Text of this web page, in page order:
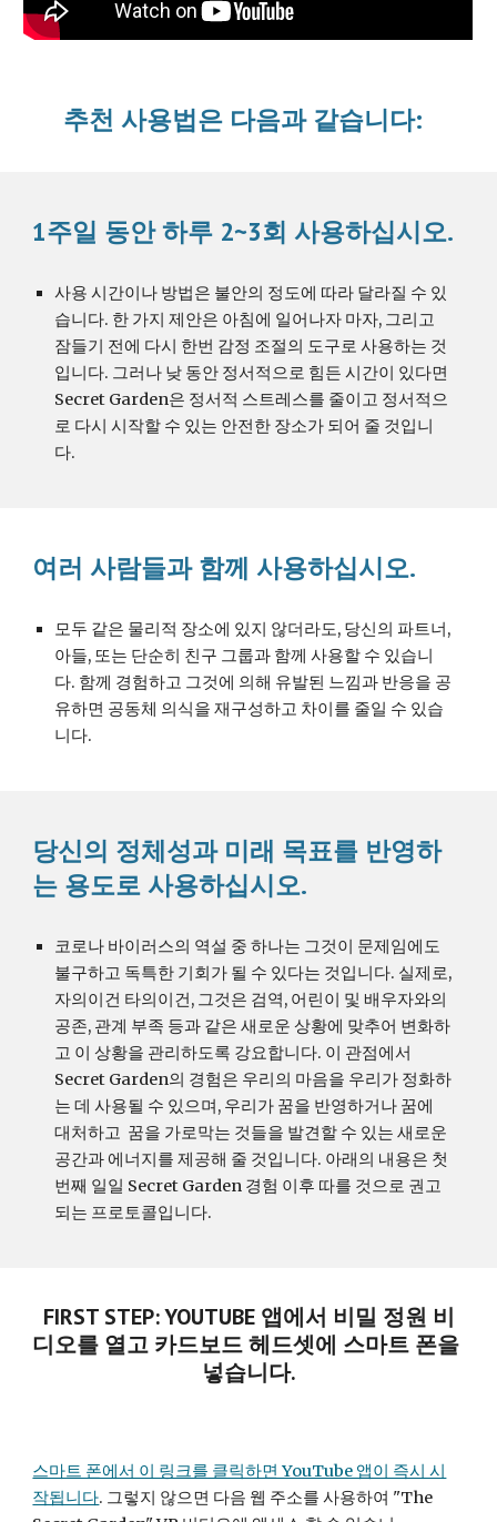
추천 사용법은 다음과 같습니다:
1주일 동안 하루 2~3회 사용하십시오.
사용 시간이나 방법은 불안의 정도에 따라 달라질 수 있
습니다. 한 가지 제안은 아침에 일어나자 마자, 그리고
잠들기 전에 다시 한번 감정 조절의 도구로 사용하는 것
입니다. 그러나 낮 동안 정서적으로 힘든 시간이 있다면
Secret Garden은 정서적 스트레스를 줄이고 정서적으
로 다시 시작할 수 있는 안전한 장소가 되어 줄 것입니
다.
여러 사람들과 함께 사용하십시오.
모두 같은 물리적 장소에 있지 않더라도, 당신의 파트너,
아들, 또는 단순히 친구 그룹과 함께 사용할 수 있습니
다. 함께 경험하고 그것에 의해 유발된 느낌과 반응을 공
유하면 공동체 의식을 재구성하고 차이를 줄일 수 있습
니다.
당신의 정체성과 미래 목표를 반영하
는 용도로 사용하십시오.
코로나 바이러스의 역설 중 하나는 그것이 문제임에도
불구하고 독특한 기회가 될 수 있다는 것입니다. 실제로,
자의이건 타의이건, 그것은 검역, 어린이 및 배우자와의
공존, 관계 부족 등과 같은 새로운 상황에 맞추어 변화하
고 이 상황을 관리하도록 강요합니다. 이 관점에서
Secret Garden의 경험은 우리의 마음을 우리가 정화하
는 데 사용될 수 있으며, 우리가 꿈을 반영하거나 꿈에
대처하고  꿈을 가로막는 것들을 발견할 수 있는 새로운
공간과 에너지를 제공해 줄 것입니다. 아래의 내용은 첫
번째 일일 Secret Garden 경험 이후 따를 것으로 권고
되는 프로토콜입니다.
FIRST STEP: YOUTUBE 앱에서 비밀 정원 비
디오를 열고 카드보드 헤드셋에 스마트 폰을
넣습니다.
스마트 폰에서 이 링크를 클릭하면 YouTube 앱이 즉시 시
작됩니다. 그렇지 않으면 다음 웹 주소를 사용하여 "The